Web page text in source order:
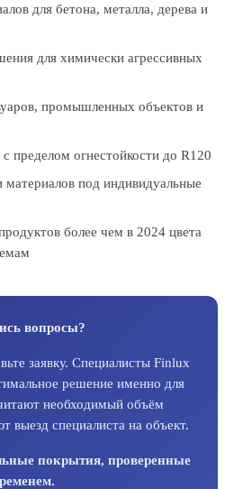
для бетона, металла, дерева и
для химически агрессивных
промышленных объектов и
пределом огнестойкости до R120
под индивидуальные
более чем в 2024 цвета
вопросы?
заявку. Специалисты Finlux
решение именно для
необходимый объём
выезд специалиста на объект.
покрытия, проверенные